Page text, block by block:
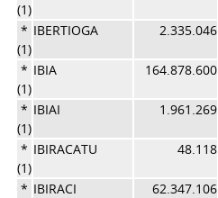
(1)
*
(1)
IBERTIOGA 2.335.046
*
(1)
IBIA 164.878.600
*
(1)
IBIAI 1.961.269
*
(1)
IBIRACATU 48.118
* IBIRACI 62.347.106